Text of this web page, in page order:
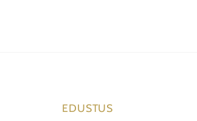
EDUSTUS